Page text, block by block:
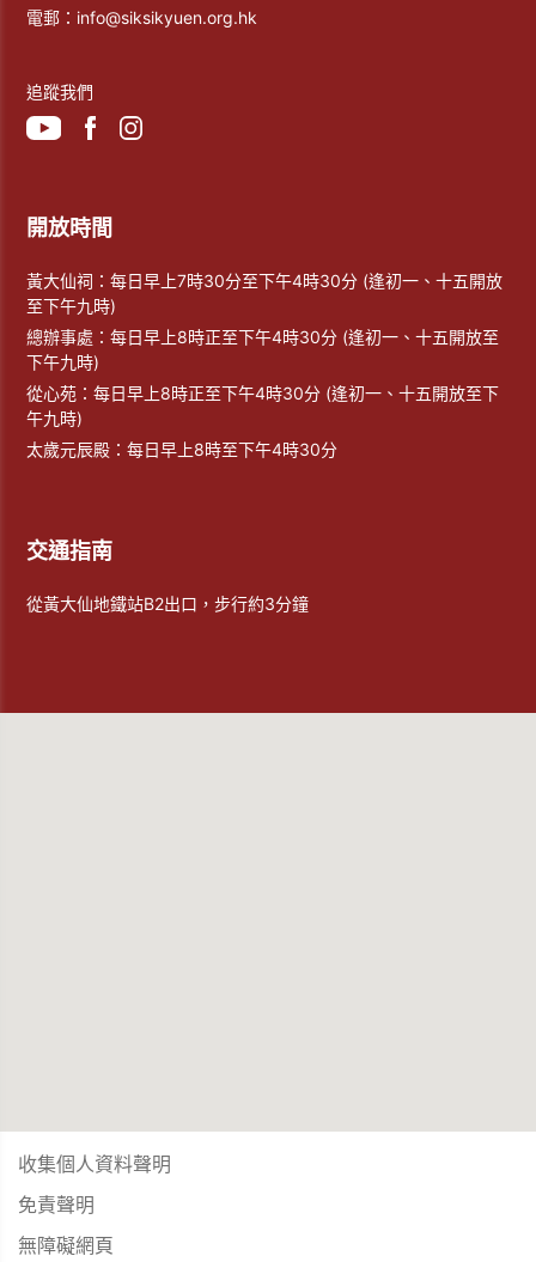
電郵： info@siksikyuen.org.hk
追蹤我們
開放時間
黃大仙祠：每日早上7時30分至下午4時30分 (逢初一、十五開放
至下午九時)
總辦事處：每日早上8時正至下午4時30分 (逢初一、十五開放至
下午九時)
從心苑：每日早上8時正至下午4時30分 (逢初一、十五開放至下
午九時)
太歲元辰殿：每日早上8時至下午4時30分
交通指南
從黃大仙地鐵站B2出口，步行約3分鐘
收集個人資料聲明
免責聲明
無障礙網頁